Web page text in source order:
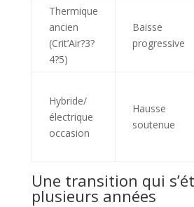
Thermique
ancien
(Crit’Air?3?
4?5)
Baisse
progressive
Hybride/
électrique
occasion
Hausse
soutenue
Une transition qui
plusieurs années